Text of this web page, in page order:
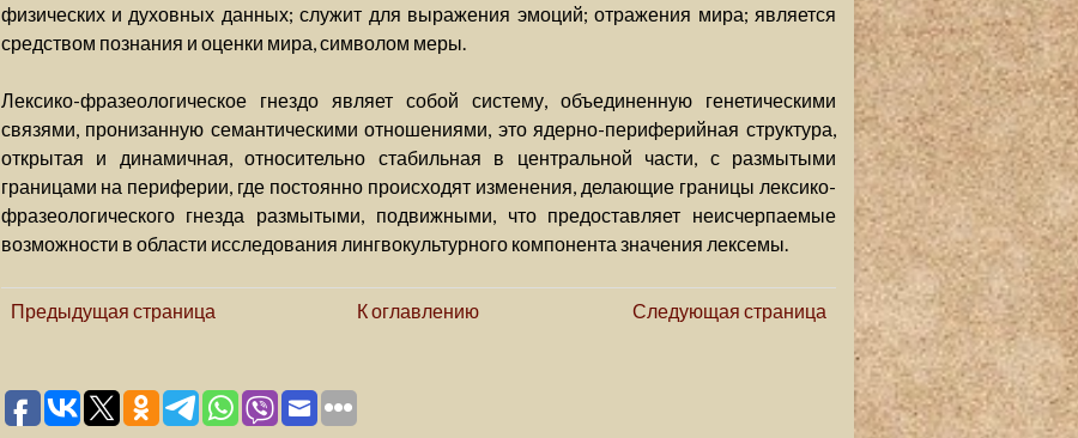
физических и духовных данных; служит для выражения эмоций; отражения мира; является
средством познания и оценки мира, символом меры.
Лексико-фразеологическое гнездо являет собой систему, объединенную генетическими
связями, пронизанную семантическими отношениями, это ядерно-периферийная структура,
открытая и динамичная, относительно стабильная в центральной части, с размытыми
границами на периферии, где постоянно происходят изменения, делающие границы лексико-
фразеологического гнезда размытыми, подвижными, что предоставляет неисчерпаемые
возможности в области исследования лингвокультурного компонента значения лексемы.
Предыдущая страница К оглавлению Следующая страница